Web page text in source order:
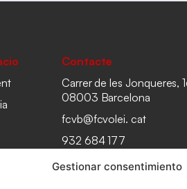
Gestionar consentimiento
Contacte
Carrer de les Jonqueres,
08003 Barcelona
fcvb@fcvolei. cat
932 684 177